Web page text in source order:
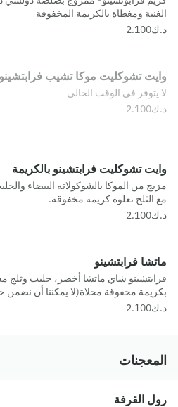
الغنية ومغطاة بالكريمة المخفوقة
وايت تشوكليت موكا تشيب فرابتشينو
لا يتوفر في الوقت الحالي
وايت تشوكليت فرابتشينو بالكريمة
مزيج من الموكا بالشوكولاته البيضاء
مع الثلج تعلوه كريمة مخفوقة.
ماتشا فرابتشينو
فرابتشينو شاي ماتشا أخضر، حليب وثلج
بكريمة مخفوقة محلاة(لا يمكننا أن نضمن
منتجاتنا من المواد المسببة للحساسية.)
المعجنات
رول القرفة